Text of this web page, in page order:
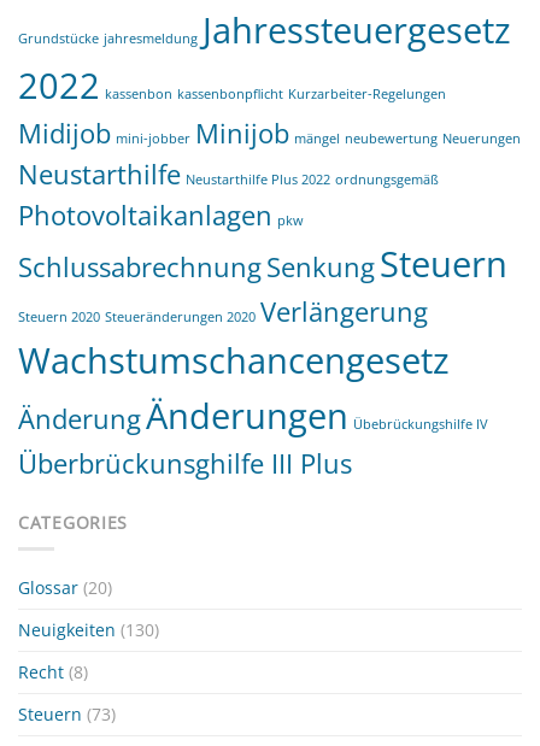
Grundstücke jahresmeldung Jahressteuergesetz
2022 kassenbon kassenbonpflicht Kurzarbeiter-Regelungen
Midijob mini-jobber Minijob mängel neubewertung Neuerungen
Neustarthilfe Neustarthilfe Plus 2022 ordnungsgemäß
Photovoltaikanlagen pkw
SchlussabrechnungSenkungSteuern
Steuern 2020 Steueränderungen 2020 Verlängerung
Wachstumschancengesetz
ÄnderungÄnderungen Übebrückungshilfe IV
Überbrückunsghilfe III Plus
CATEGORIES
Glossar (20)
Neuigkeiten (130)
Recht (8)
Steuern (73)